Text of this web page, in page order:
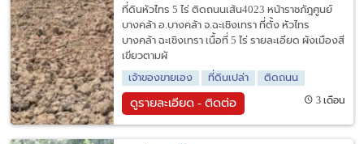
ที่ดินหัวไทร 5 ไร่ ติดถนนเส้น4023 หน้าราชภัฎศูนย์
บางคล้า อ.บางคล้า จ.ฉะเชิงเทรา ที่ตั้ง หัวไทร
บางคล้า ฉะเชิงเทรา เนื้อที่ 5 ไร่ รายละเอียด ผังเมืองสี
เขียวตามผั
เจ้าของขายเอง
ที่ดินเปล่า ติดถนน
ดูรายละเอียด - ติดต่อ 3 เดือน